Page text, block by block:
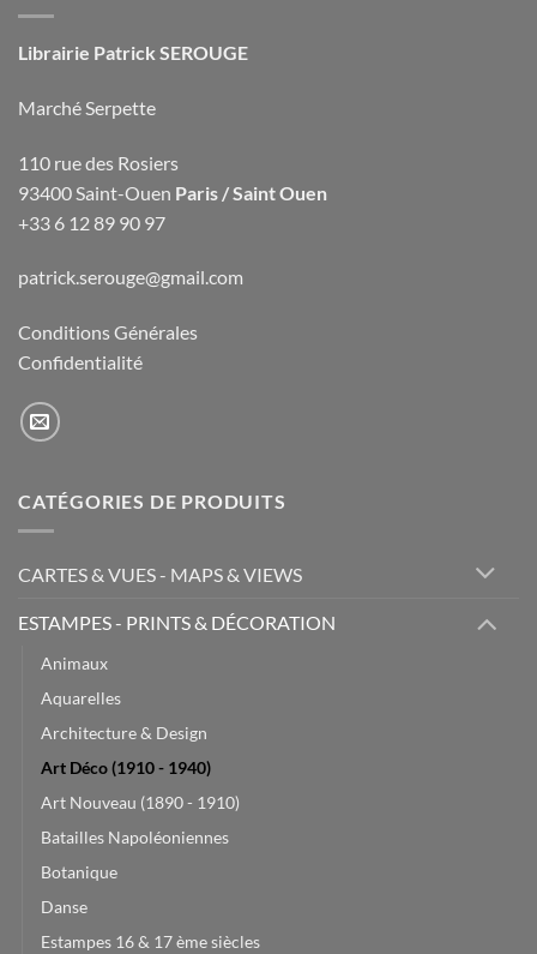
Librairie Patrick SEROUGE
Marché Serpette
110 rue des Rosiers
93400 Saint-Ouen Paris / Saint Ouen
+33 6 12 89 90 97
patrick.serouge@gmail.com
Conditions Générales
Confidentialité
CATÉGORIES DE PRODUITS
CARTES & VUES - MAPS & VIEWS
ESTAMPES - PRINTS & DÉCORATION
Animaux
Aquarelles
Architecture & Design
Art Déco (1910 - 1940)
Art Nouveau (1890 - 1910)
Batailles Napoléoniennes
Botanique
Danse
Estampes 16 & 17 ème siècles